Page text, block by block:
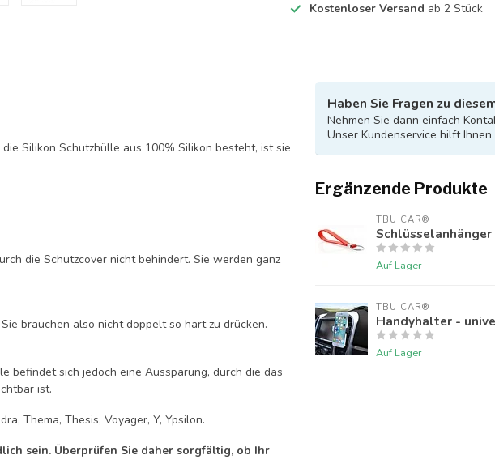
Kostenloser Versand ab 2 Stück
Silikon Schutzhülle aus 100% Silikon besteht, ist sie
die Schutzcover nicht behindert. Sie werden ganz
brauchen also nicht doppelt so hart zu drücken.
befindet sich jedoch eine Aussparung, durch die das
ist.
Thema, Thesis, Voyager, Y, Ypsilon.
sein. Überprüfen Sie daher sorgfältig, ob Ihr
Haben Sie Fragen zu
Nehmen Sie dann einfach
Unser Kundenservice hilft
Ergänzende Produkte
TBU CAR®
Auf Lager
TBU CAR®
Handyhalter -
Auf Lager